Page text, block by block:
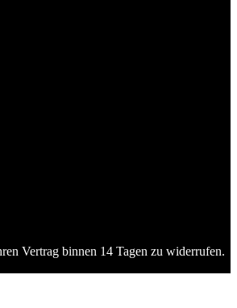
Vertrag binnen 14 Tagen zu widerrufen.